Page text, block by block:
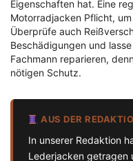
Eigenschaften hat. Eine
Motorradjacken Pflicht,
Überprüfe auch
Beschädigungen und
Fachmann reparieren,
nötigen Schutz.
AUS DER
In unserer Redaktion
Lederjacken getragen